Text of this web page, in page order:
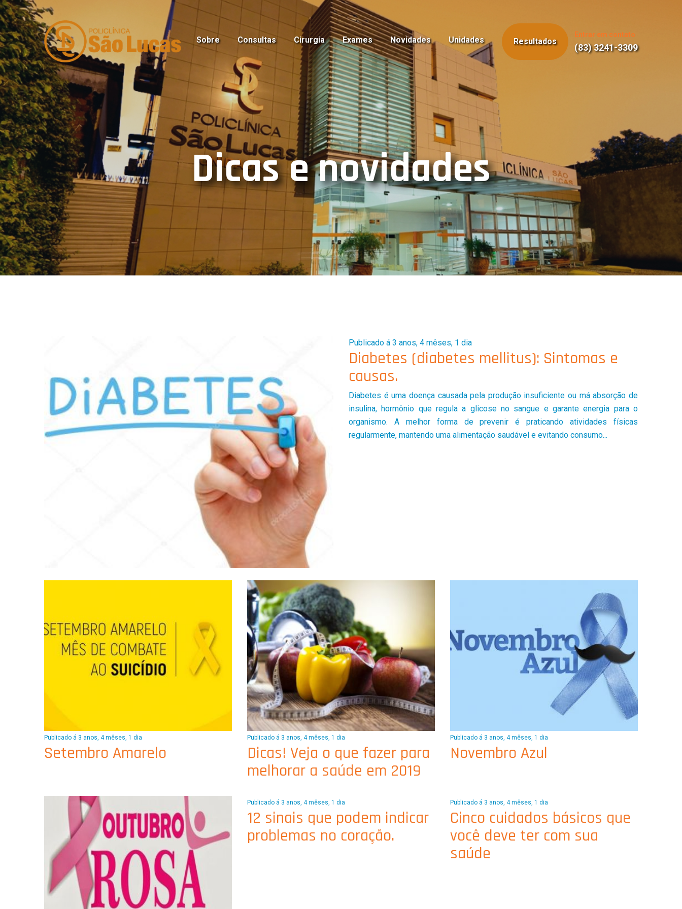
Sobre Consultas Cirurgia Exames Novidades Unidades Resultados
Entrar em contato
(83) 3241-3309
Dicas e novidades
Publicado á 3 anos, 4 mêses, 1 dia
Diabetes (diabetes mellitus): Sintomas e
causas.
Diabetes é uma doença causada pela produção insuficiente ou má absorção de
insulina, hormônio que regula a glicose no sangue e garante energia para o
organismo. A melhor forma de prevenir é praticando atividades físicas
regularmente, mantendo uma alimentação saudável e evitando consumo...
Publicado á 3 anos, 4 mêses, 1 dia
Setembro Amarelo
Publicado á 3 anos, 4 mêses, 1 dia
Dicas! Veja o que fazer para
melhorar a saúde em 2019
Publicado á 3 anos, 4 mêses, 1 dia
Novembro Azul
Publicado á 3 anos, 4 mêses, 1 dia
12 sinais que podem indicar
problemas no coração.
Publicado á 3 anos, 4 mêses, 1 dia
Cinco cuidados básicos que
você deve ter com sua
saúde